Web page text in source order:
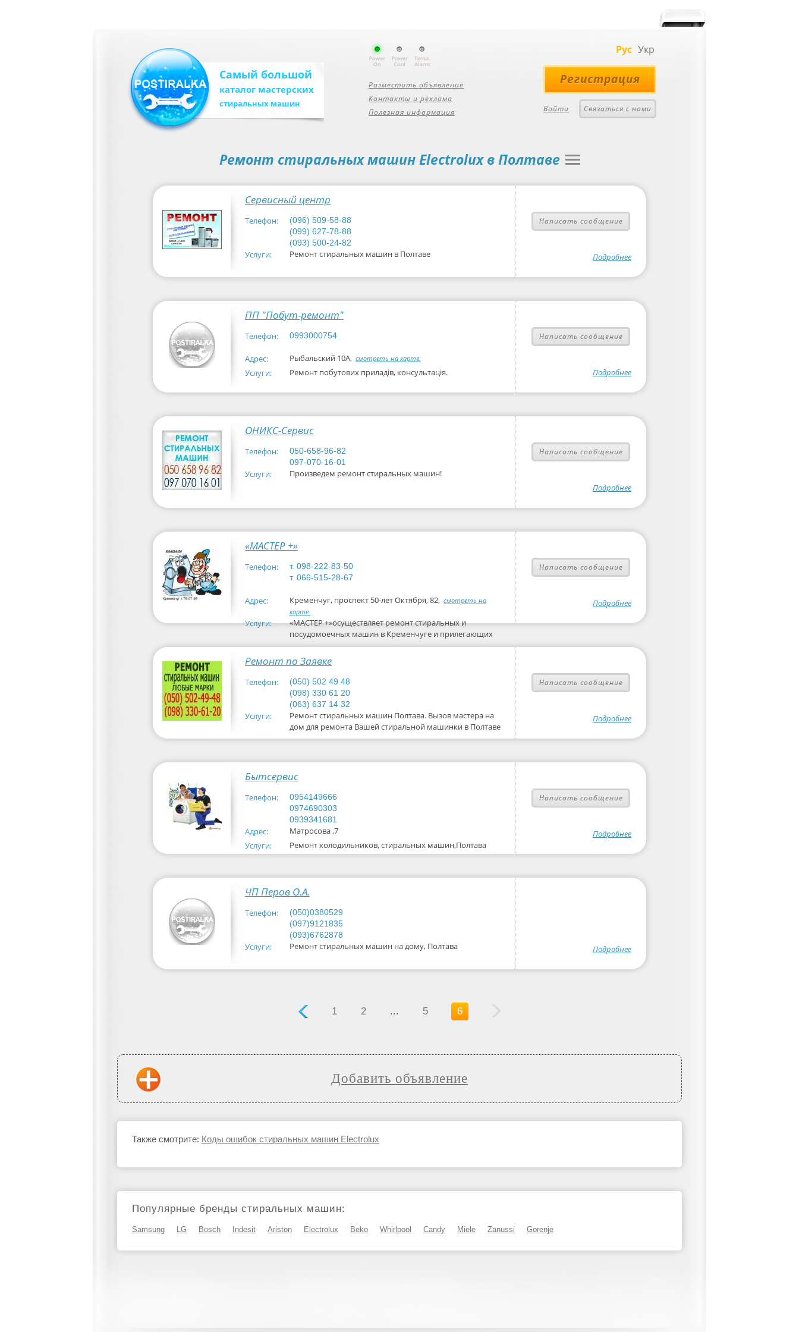
Самый большой
каталог мастерских
стиральных машин
Разместить объявление
Контакты и реклама
Полезная информация
Рус Укр
Регистрация
Войти Связаться с нами
Ремонт стиральных машин Electrolux в Полтаве
Сервисный центр
Телефон:
(096) 509-58-88
(099) 627-78-88
(093) 500-24-82
Услуги: Ремонт стиральных машин в Полтаве
Написать сообщение
Подробнее
ПП "Побут-ремонт"
Телефон: 0993000754
Адрес: Рыбальский 10А, смотреть на карте.
Услуги: Ремонт побутових приладів, консультація.
Написать сообщение
Подробнее
ОНИКС-Сервис
Телефон:
050-658-96-82
097-070-16-01
Услуги: Произведем ремонт стиральных машин!
Написать сообщение
Подробнее
«МАСТЕР +»
Телефон:
т. 098-222-83-50
т. 066-515-28-67
Адрес: Кременчуг, проспект 50-лет Октября, 82, смотреть на
карте.
Услуги:
«МАСТЕР +»осуществляет ремонт стиральных и
посудомоечных машин в Кременчуге и прилегающих
районах, Мы ремонтируем и
Написать сообщение
Подробнее
Ремонт по Заявке
Телефон:
(050) 502 49 48
(098) 330 61 20
(063) 637 14 32
Услуги:
Ремонт стиральных машин Полтава. Вызов мастера на
дом для ремонта Вашей стиральной машинки в Полтаве
Написать сообщение
Подробнее
Бытсервис
Телефон:
0954149666
0974690303
0939341681
Адрес:
Матросова ,7
Услуги:
Ремонт холодильников, стиральных машин,Полтава
Написать сообщение
Подробнее
ЧП Перов О.А.
Телефон:
(050)0380529
(097)9121835
(093)6762878
Услуги: Ремонт стиральных машин на дому, Полтава Подробнее
1 2 ... 5 6
Добавить объявление
Также смотрите: Коды ошибок стиральных машин Electrolux
Популярные бренды стиральных машин:
Samsung LG Bosch Indesit Ariston Electrolux Beko Whirlpool Candy Miele Zanussi Gorenje